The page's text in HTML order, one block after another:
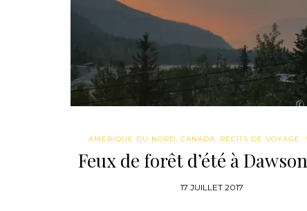
AMÉRIQUE DU NORD,CANADA, RÉCITS DE VOYAGE,
Feux de forêt d’été à
17 JUILLET 2017